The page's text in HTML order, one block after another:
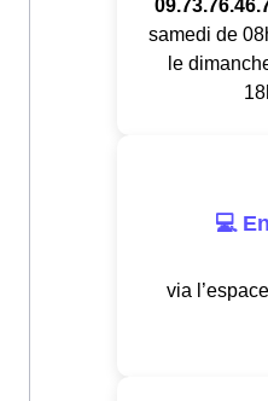
samedi de
le
💻
via